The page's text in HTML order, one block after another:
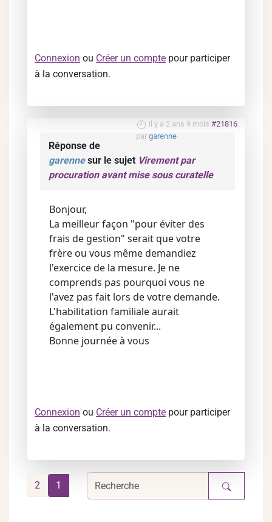
Connexion ou Créer un compte pour participer
à la conversation.
il y a 2 ans 9 mois #21816
par garenne
Réponse de
garennesur le sujet Virement par
procuration avant mise sous curatelle
Bonjour,
La meilleur façon "pour éviter des
frais de gestion" serait que votre
frère ou vous même demandiez
l'exercice de la mesure. Je ne
comprends pas pourquoi vous ne
l'avez pas fait lors de votre demande.
L'habilitation familiale aurait
également pu convenir...
Bonne journée à vous
Connexion ou Créer un compte pour participer
à la conversation.
1
2